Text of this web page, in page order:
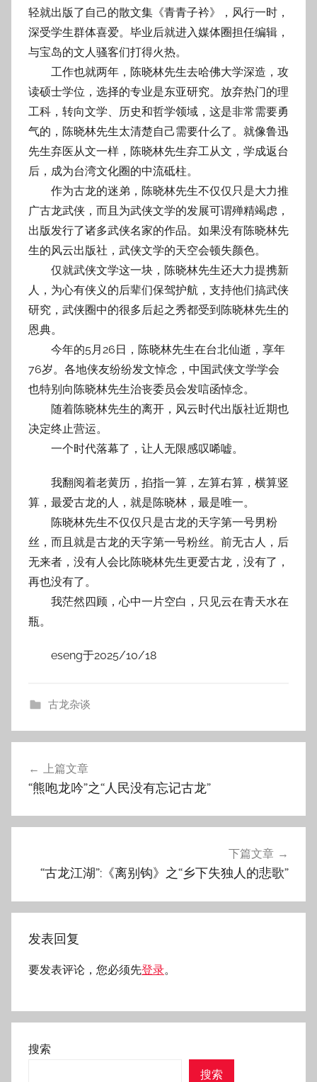
轻就出版了自己的散文集《青青子衿》，风行一时，
深受学生群体喜爱。毕业后就进入媒体圈担任编辑，
与宝岛的文人骚客们打得火热。
工作也就两年，陈晓林先生去哈佛大学深造，攻
读硕士学位，选择的专业是东亚研究。放弃热门的理
工科，转向文学、历史和哲学领域，这是非常需要勇
气的，陈晓林先生太清楚自己需要什么了。就像鲁迅
先生弃医从文一样，陈晓林先生弃工从文，学成返台
后，成为台湾文化圈的中流砥柱。
作为古龙的迷弟，陈晓林先生不仅仅只是大力推
广古龙武侠，而且为武侠文学的发展可谓殚精竭虑，
出版发行了诸多武侠名家的作品。如果没有陈晓林先
生的风云出版社，武侠文学的天空会顿失颜色。
仅就武侠文学这一块，陈晓林先生还大力提携新
人，为心有侠义的后辈们保驾护航，支持他们搞武侠
研究，武侠圈中的很多后起之秀都受到陈晓林先生的
恩典。
今年的5月26日，陈晓林先生在台北仙逝，享年
76岁。各地侠友纷纷发文悼念，中国武侠文学学会
也特别向陈晓林先生治丧委员会发唁函悼念。
随着陈晓林先生的离开，风云时代出版社近期也
决定终止营运。
一个时代落幕了，让人无限感叹唏嘘。
我翻阅着老黄历，掐指一算，左算右算，横算竖
算，最爱古龙的人，就是陈晓林，最是唯一。
陈晓林先生不仅仅只是古龙的天字第一号男粉
丝，而且就是古龙的天字第一号粉丝。前无古人，后
无来者，没有人会比陈晓林先生更爱古龙，没有了，
再也没有了。
我茫然四顾，心中一片空白，只见云在青天水在
瓶。
eseng于2025/10/18
古龙杂谈
章
航
上篇文章
“熊咆龙吟”之“人民没有忘记古龙”
下篇文章
“古龙江湖”:《离别钩》之“乡下失独人的悲歌”
发表回复
要发表评论，您必须先登录。
搜索
搜索